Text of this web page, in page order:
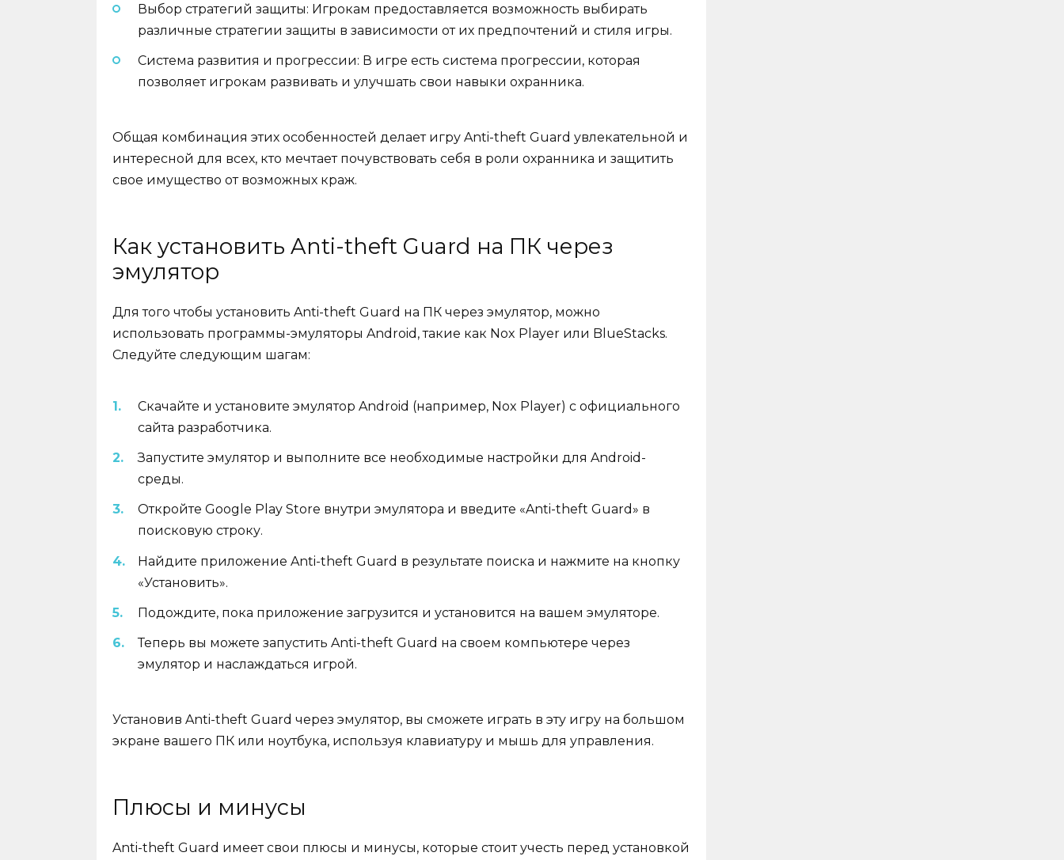
Выбор стратегий защиты: Игрокам предоставляется возможность выбирать
различные стратегии защиты в зависимости от их предпочтений и стиля игры.
Система развития и прогрессии: В игре есть система прогрессии, которая
позволяет игрокам развивать и улучшать свои навыки охранника.
Общая комбинация этих особенностей делает игру Anti-theft Guard увлекательной и
интересной для всех, кто мечтает почувствовать себя в роли охранника и защитить
свое имущество от возможных краж.
Как установить Anti-theft Guard на ПК через
эмулятор
Для того чтобы установить Anti-theft Guard на ПК через эмулятор, можно
использовать программы-эмуляторы Android, такие как Nox Player или BlueStacks.
Следуйте следующим шагам:
Скачайте и установите эмулятор Android (например, Nox Player) с официального
сайта разработчика.
Запустите эмулятор и выполните все необходимые настройки для Android-
среды.
Откройте Google Play Store внутри эмулятора и введите «Anti-theft Guard» в
поисковую строку.
Найдите приложение Anti-theft Guard в результате поиска и нажмите на кнопку
«Установить».
Подождите, пока приложение загрузится и установится на вашем эмуляторе.
Теперь вы можете запустить Anti-theft Guard на своем компьютере через
эмулятор и наслаждаться игрой.
Установив Anti-theft Guard через эмулятор, вы сможете играть в эту игру на большом
экране вашего ПК или ноутбука, используя клавиатуру и мышь для управления.
Плюсы и минусы
Anti-theft Guard имеет свои плюсы и минусы, которые стоит учесть перед установкой